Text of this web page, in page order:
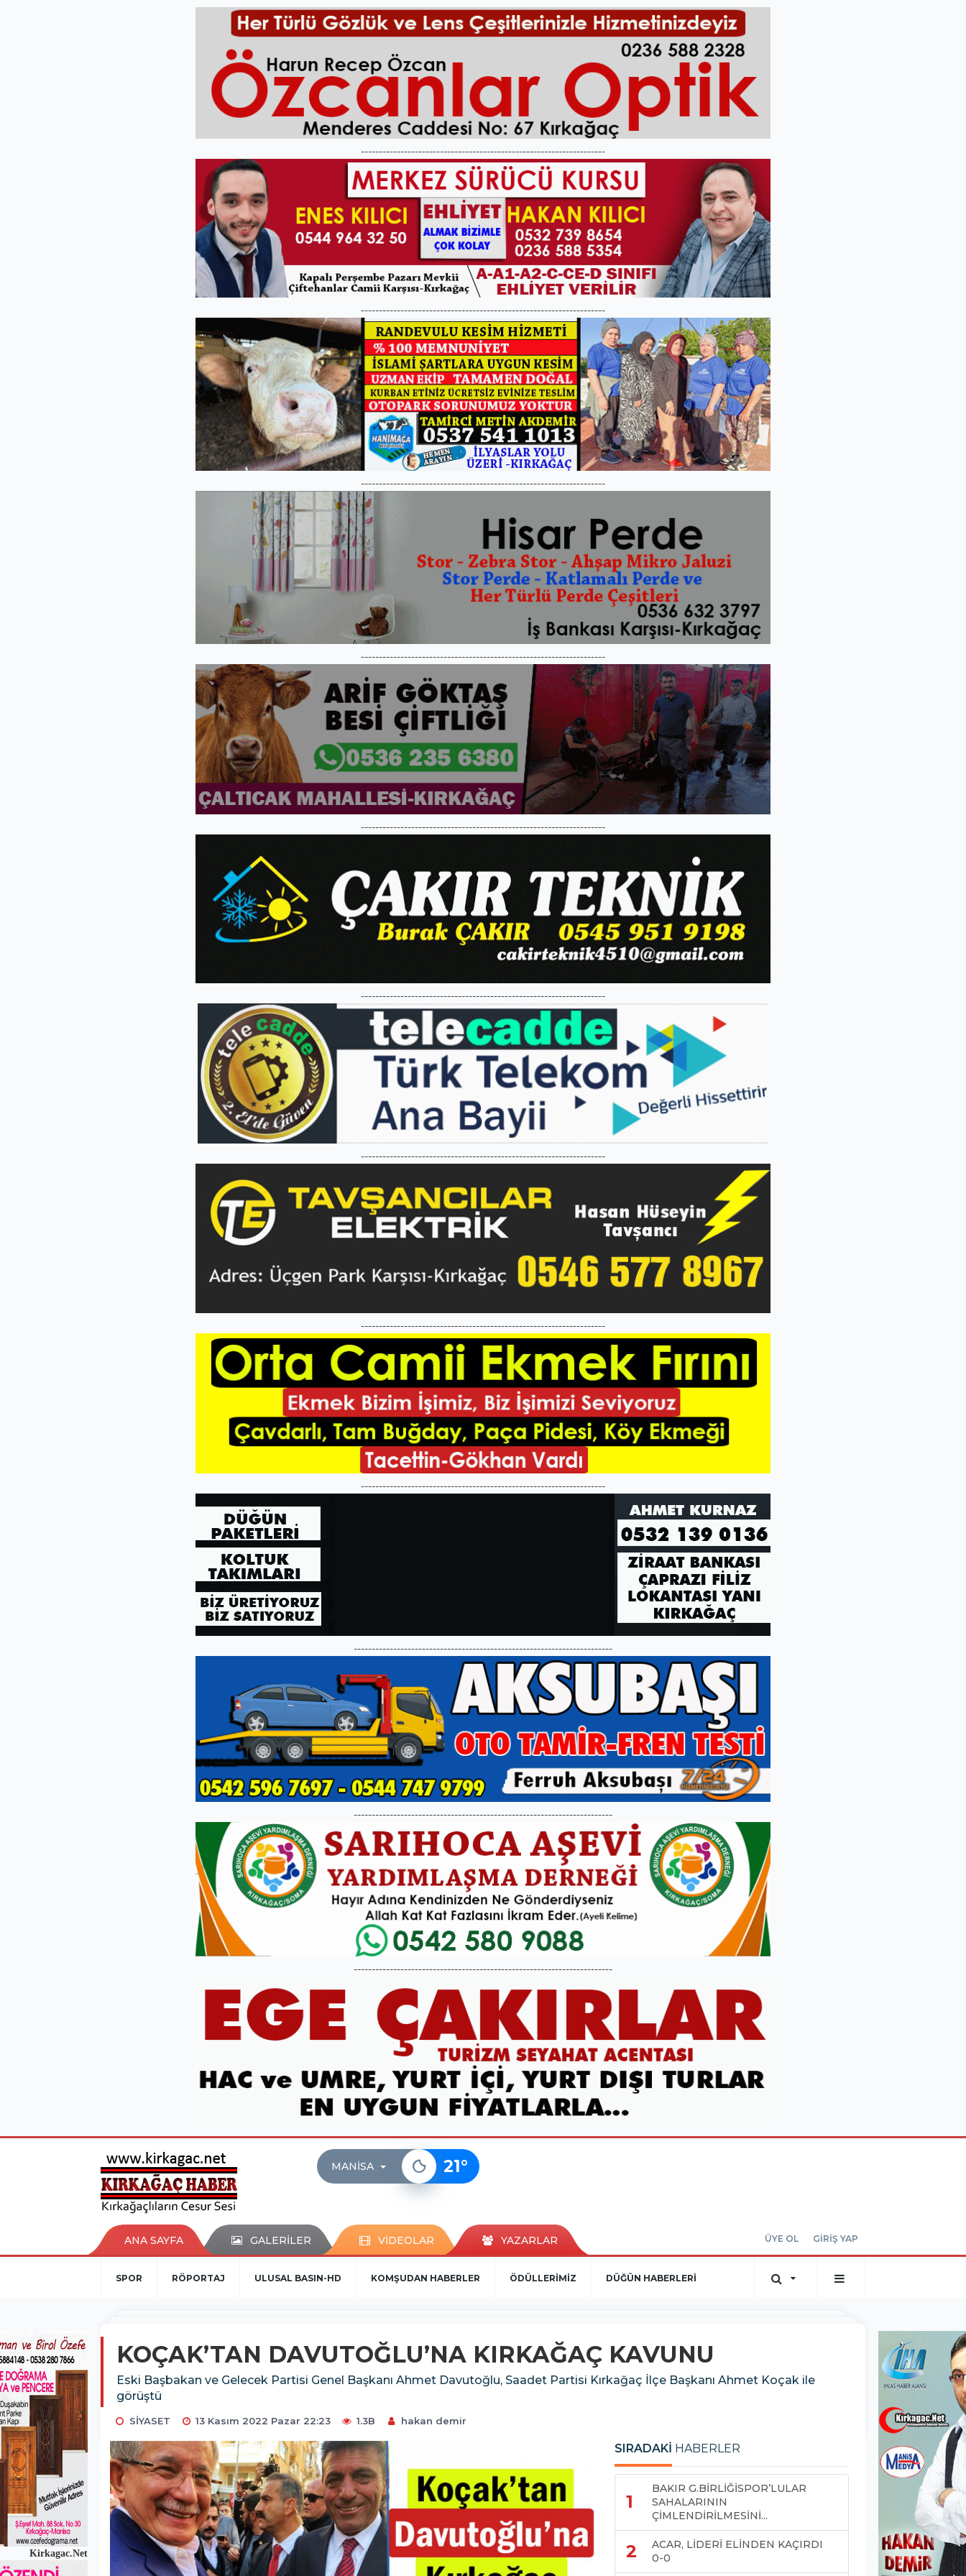
--------------------------------------------------------------------
--------------------------------------------------------------------
--------------------------------------------------------------------
--------------------------------------------------------------------
--------------------------------------------------------------------
--------------------------------------------------------------------
--------------------------------------------------------------------
--------------------------------------------------------------------
--------------------------------------------------------------------
------------------------------------------------------------------------
------------------------------------------------------------------------
------------------------------------------------------------------------
MANISA 21°
ANA SAYFA GALERİLER VİDEOLAR YAZARLAR ÜYE OL GİRİŞ YAP
SPOR RÖPORTAJ ULUSAL BASIN-HD KOMŞUDAN HABERLER ÖDÜLLERİMİZ DÜĞÜN HABERLERİ
KOÇAK’TAN DAVUTOĞLU’NA KIRKAĞAÇ KAVUNU
Eski Başbakan ve Gelecek Partisi Genel Başkanı Ahmet Davutoğlu, Saadet Partisi Kırkağaç İlçe Başkanı Ahmet Koçak ile
görüştü
SİYASET 13 Kasım 2022 Pazar 22:23 1.3B hakan demir
SIRADAKİ HABERLER
1
BAKIR G.BİRLİĞİSPOR’LULAR
SAHALARININ
ÇİMLENDİRİLMESİNİ...
2
ACAR, LİDERİ ELİNDEN KAÇIRDI
0-0
Kirkagac.Net